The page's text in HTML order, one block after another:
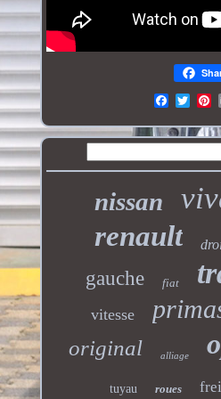
nissan
renault
gauche fiat
vitesse
original alliage
tuyau roues